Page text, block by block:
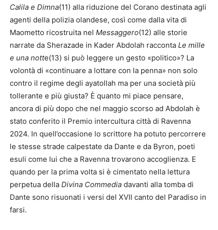
Calila e Dimna(11) alla riduzione del Corano destinata agli
agenti della polizia olandese, così come dalla vita di
Maometto ricostruita nel Messaggero(12) alle storie
narrate da Sherazade in Kader Abdolah racconta Le mille
e una notte(13) si può leggere un gesto «politico»? La
volontà di «continuare a lottare con la penna» non solo
contro il regime degli ayatollah ma per una società più
tollerante e più giusta? È quanto mi piace pensare,
ancora di più dopo che nel maggio scorso ad Abdolah è
stato conferito il Premio intercultura città di Ravenna
2024. In quell’occasione lo scrittore ha potuto percorrere
le stesse strade calpestate da Dante e da Byron, poeti
esuli come lui che a Ravenna trovarono accoglienza. E
quando per la prima volta si è cimentato nella lettura
perpetua della Divina Commedia davanti alla tomba di
Dante sono risuonati i versi del XVII canto del Paradiso in
farsi.